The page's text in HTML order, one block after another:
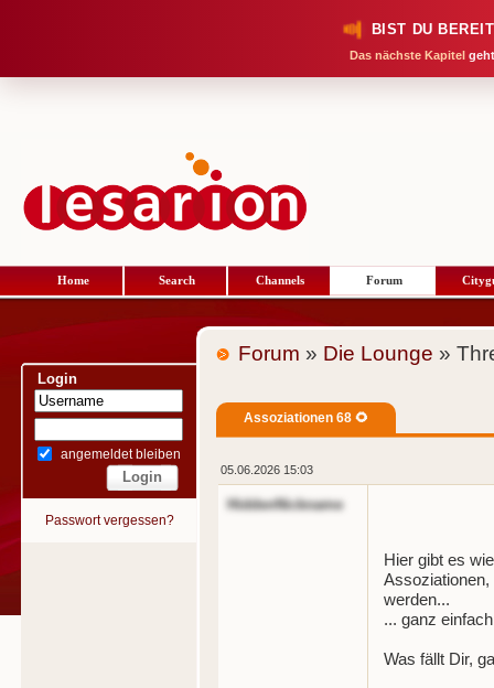
BIST DU
Das nächste Kapitel
Home Search Channels Forum
Login
angemeldet bleiben
Passwort vergessen?
Forum » Die Lounge »
Assoziationen 68 🌻
05.06.2026 15:03
HiddenNickname
Hier gibt es
werden...
... ganz
Was fällt Dir,